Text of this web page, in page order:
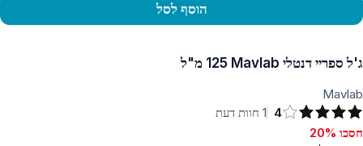
הוסף לסל
ג'ל ספריי דנטלי Mavlab ‏125 מ"ל
Mavlab
4
1 חוות דעת
חסכו 20%, $27.27
חסכו 20%